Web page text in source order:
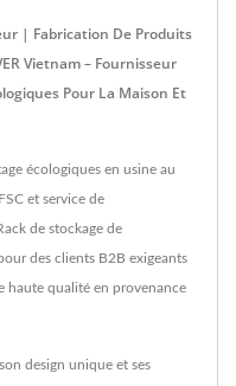
| Fabrication De Produits
Vietnam – Fournisseur
Pour La Maison Et
écologiques en usine au
et service de
de stockage de
des clients B2B exigeants
haute qualité en provenance
design unique et ses